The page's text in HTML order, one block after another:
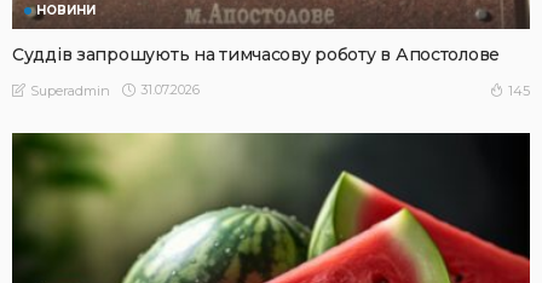
НОВИНИ
Суддів запрошують на тимчасову роботу в Апостолове
Superadmin 31.07.2026 145